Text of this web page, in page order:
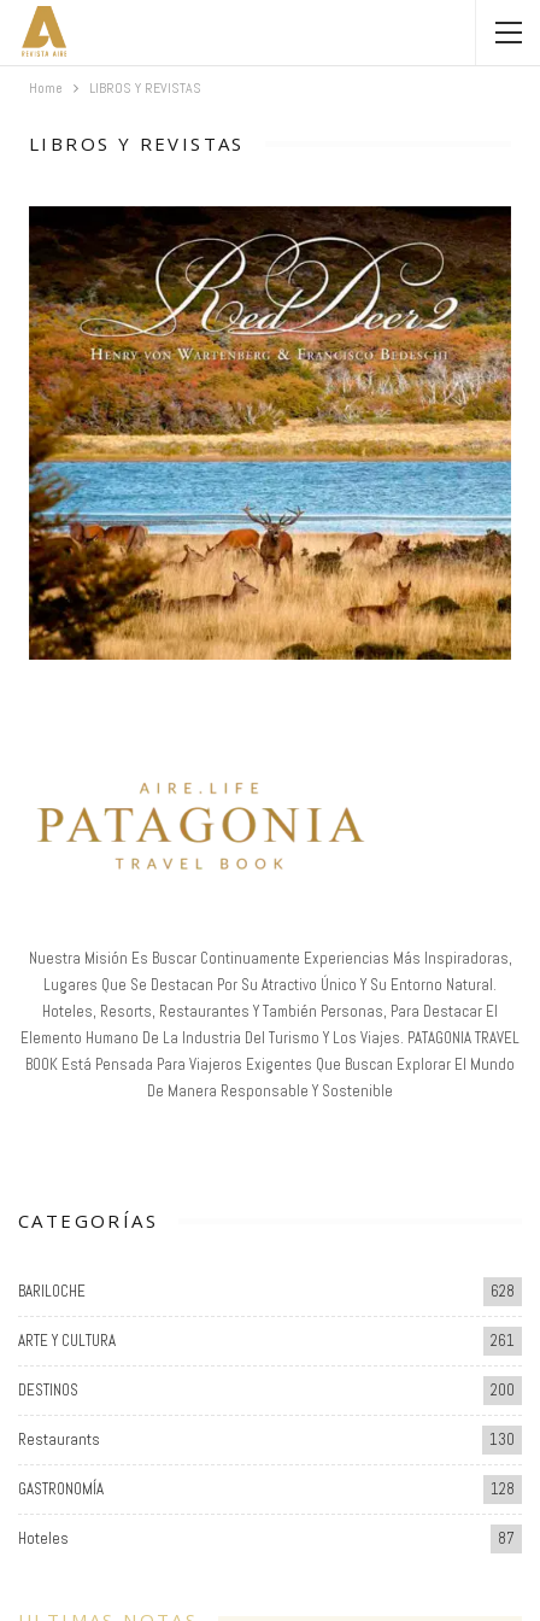
Home LIBROS Y REVISTAS
LIBROS Y REVISTAS
Nuestra Misión Es Buscar Continuamente Experiencias Más Inspiradoras,
Lugares Que Se Destacan Por Su Atractivo Único Y Su Entorno Natural.
Hoteles, Resorts, Restaurantes Y También Personas, Para Destacar El
Elemento Humano De La Industria Del Turismo Y Los Viajes. PATAGONIA TRAVEL
BOOK Está Pensada Para Viajeros Exigentes Que Buscan Explorar El Mundo
De Manera Responsable Y Sostenible
CATEGORÍAS
BARILOCHE 628
ARTE Y CULTURA 261
DESTINOS 200
Restaurants 130
GASTRONOMÍA 128
Hoteles 87